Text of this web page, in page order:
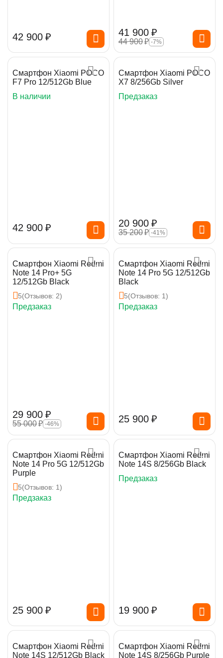
42 900 ₽ 41 900 ₽
44 900₽ -7%
Смартфон Xiaomi POCO
F7 Pro 12/512Gb Blue
В наличии
42 900 ₽
Смартфон Xiaomi POCO
X7 8/256Gb Silver
Предзаказ
20 900 ₽
35 200₽ -41%
Смартфон Xiaomi Redmi
Note 14 Pro+ 5G
12/512Gb Black
5(Отзывов: 2)
Предзаказ
29 900 ₽
55 000₽ -46%
Смартфон Xiaomi Redmi
Note 14 Pro 5G 12/512Gb
Black
5(Отзывов: 1)
Предзаказ
25 900 ₽
Смартфон Xiaomi Redmi
Note 14 Pro 5G 12/512Gb
Purple
5(Отзывов: 1)
Предзаказ
25 900 ₽
Смартфон Xiaomi Redmi
Note 14S 8/256Gb Black
Предзаказ
19 900 ₽
Смартфон Xiaomi Redmi
Note 14S 12/512Gb Black
Смартфон Xiaomi Redmi
Note 14S 8/256Gb Purple